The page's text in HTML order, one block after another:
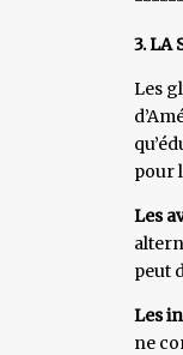
3. LA
Les
pour
Les
peut
Les
ne